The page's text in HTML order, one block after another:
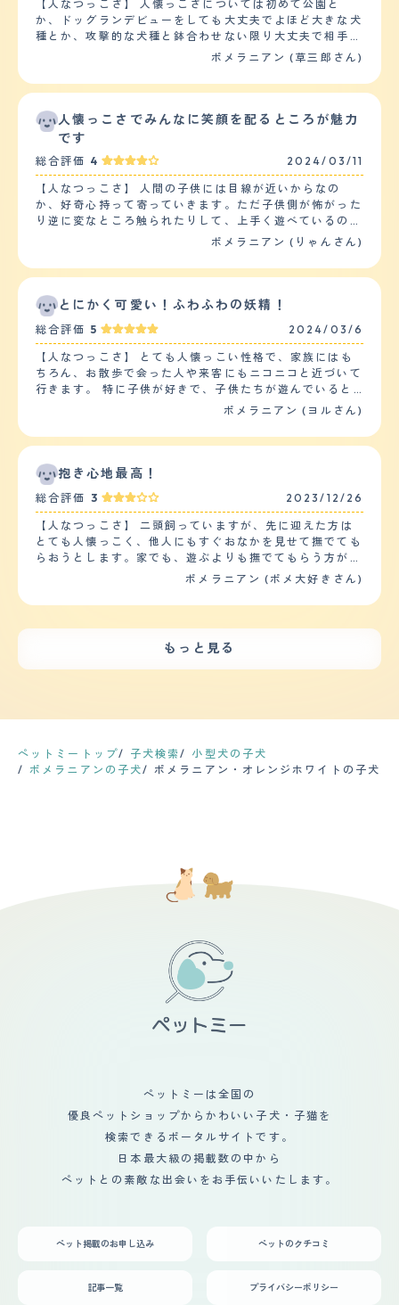
【人なつっこさ】 人懐っこさについては初めて公園と
か、ドッグランデビューをしても大丈夫でよほど大きな犬
種とか、攻撃的な犬種と鉢合わせない限り大丈夫で相手の
ペットを傷つけるような行動をとることはないです。ほか
のペットとの相性ですが、アメリカンショートヘアの猫ち
ゃんとの相性も申し分なく、仲良くやっており、相手にか
ペットが嫌がっている様子などの理解が少し低いので相手
側のペットから攻撃を受けることもあります。 【落ち着
き】 落ち着きについては若干落ち着きが乏しく、室内で
飼育するに際してしつけを厳しくしないといけないです。
なんというか、活動的でほかの子たちと遊びたいという気
持ちが強いんですけど、ほかの子は疲れているのか遊びた
くないという感じで活動的で、えさを食べ終わるのも早い
ように見えました。 【しつけやすさ】 しつけについては
しつけやすく、賢いように思えます。何をすると飼い主が
けないことについては学習できます。散歩については一日
当たり２回ほど散歩させないと太りやすいので注意です。
【お手入れ】 毛の長さは長く、質感についてはふわふわ
の質感ですが、これはお手入れした場合です。お手入れを
しないと多分ごわごわの毛並みになるのではないかと。シ
ャンプーの頻度は２日に一回でカットの頻度は２か月に一
回で特にこだわりがあるかッとはないです。ワンちゃんが
歩きやすい、前が見えやすいという点のみ重視したカット
をしています。健康問題の悩みですが、以前は皮膚病に悩
んでいましたが改善し、原因はシャンプーが原因で皮膚に
炎症が見えました。 【鳴き声】 泣き声については、無駄
せん。ものすごく機嫌が悪いときとか、ほかのこと喧嘩し
たときにまれに吠える程度で、まれに喧嘩したときにほえ
た場合、ほかの子がめったに吠えないから恐怖みたいなも
のを感じて逃げたりするのでうちの子の場合、鳴き声を上
げることはまれで、鳴き声についてもうなるような声で
す。 【総評】 ポメラニアンの好きなところは、可愛らし
い点と常に一緒にいてくれる点です。私は自宅内でお仕事
をしているため、どうしても一人で仕事をしていると気が
の実家で買われていたポメラニアンが子供を産んだからで
その子供の一匹をもらい受けたからです。迎え入れ時の不
ポメラニアン (草三郎さん)
人懐っこさでみんなに笑顔を配るところが魅力
です
総合評価 4 2024/03/11
【人なつっこさ】 人間の子供には目線が近いからなの
か、好奇心持って寄っていきます。ただ子供側が怖がった
り逆に変なところ触られたりして、上手く遊べているのか
な？とは思ったりします。大人に対してもおやつ等があれ
ば寄っていくので、人懐っこい方だと思いました。犬には
あまり慣れていないのか追いかけられることの方が多く、
えたりもあまりしないですが、相手が吠えると負けじと吠
え返します。 【落ち着き】 落ち着きはあまりない方だと
思います。特におやつに目がくらみやすいのでおやつを見
せると暴れます。外の大きい音(クラクションや家のピン
ポンなど)にも吠えたりするので、環境慣れしてないのか
正確なのか分からないです。 【しつけやすさ】 初めての
ペットなので平均が分からないですが、トイレは2週間ほ
どですぐ出来るようになりましたので、しつけがしにくい
や待てができないです。待ては覚えさせたいと思います。
運動量は朝と夕方の散歩2回で15分くらいで済ませる時も
あれば、30分くらいする時もあります。30分する時は途
中抱っこしたりして負担かけすぎないようにしています。
家の中では基本離しているので、自由に動き回っていま
す。 【お手入れ】 毛は長いので手入れが大変です。ふわ
ふわなので毛が舞っています。 シャンプーは汚れなけれ
ば2週に1回くらい、ブラッシングはほぼ毎日しています。
ちょうど換毛期だったのでふわふわ毛になり変わりました
た。 トリミングサロンには1ヶ月に1回行っており、丸く
種類なので可愛いです。 健康問題は今は特にありません
が、床のフローリングが滑って危ないのでフロアマットを
す。 【鳴き声】 鳴き声は大きくないですが、甲高いので
ありますので、吹き抜けがあるお家などは家中に響くと思
います。外にいても窓際で吠えていたら外に少し聞こえて
ったのが第一印象です。ペットを飼うのが初めてなので、
適正な環境になっているか心配でした。我が家は子供がい
た。しかしペットを迎える事で新しい家族の形が出来るの
ではと思い、乗り気でない主人を説得しました。今では主
人との会話も増え一緒に散歩したり新しい家族の形に満足
ポメラニアン (りゃんさん)
とにかく可愛い！ふわふわの妖精！
総合評価 5 2024/03/6
【人なつっこさ】 とても人懐っこい性格で、家族にはも
ちろん、お散歩で会った人や来客にもニコニコと近づいて
行きます。 特に子供が好きで、子供たちが遊んでいると
積極的に近づいたり、ベビーカーの中を気にしている様子
れて帰ってきたその日から元気でした。まるで長い間連れ
弱いので人間には懐きますが、他の犬には警戒心が強いよ
うで、怖がったり吠えたりたまにしています。 【落ち着
き】 あまり落ち着きはないと思います。しかし、身体が
小さいので落ち着きがなくてもあまり邪魔には感じませ
ん。 人懐っこい性格なので、とにかく家族から1秒も離れ
たくないようです。そばに家族がいれば大人しく寝ていま
すが、家族がトイレなどで少しでも離れるとソワソワとし
だして落ち着きがなくなります。 動物病院などに預けな
【しつけやすさ】 大型犬などに比べればあまり優秀だと
は思いませんが、しつけはしやすいと思います。 性格も
まうと後で手入れが大変です。草などがくっつくと毛に絡
まってなかなか取れずに苦労します。 カットやトリミン
が遠くに行ってしまった時、嫌な時、怖い時などはキャン
キャンと吠えています。 一般的な犬の鳴き声なので、あ
まり気にする必要はないです。 【総評】 好きなところは
るので可愛くて仕方ありません！ 出会いはペットショッ
プでした。初めて会った時からニコニコとしていて、抱っ
こしてみたら頭の上までよじ登ってきました。 もともと
大型犬を含む3匹を飼育していたので、特に迎え入れる際
の不安もありませんでしたし、生活に変化もありませんで
ポメラニアン (ヨルさん)
抱き心地最高！
総合評価 3 2023/12/26
【人なつっこさ】 二頭飼っていますが、先に迎えた方は
とても人懐っこく、他人にもすぐおなかを見せて撫でても
らおうとします。家でも、遊ぶよりも撫でてもらう方が好
きなようで、よくおなかを見せてアピールしてきます。
もう一頭も人懐っこく、すぐ寄ってきます。先住犬にも構
ってほしそうにしています（先住犬はあまり構いたくない
ち着きはあまりなかったです。4歳になる先住犬は家では
すぐ興奮してしまうので、落ち着く練習をしています。
アンはとにかくよく吠えるので、しつけはかなり必要で
す。今もしつけ教室に通っています。 散歩は朝晩15分ず
す。 先住犬はストラバイト結晶ができやすいようで、専
用のフードを食べています。後輩犬も尿量が多く、結晶は
います。特にインターホンなどによる無駄吠えは、インタ
ーホン越しに外の方と会話できないくらい吠えるので、困
っています（トレーニング中です）。うちの愛犬は声が低
子犬時代も成犬になっても、もこもこで可愛いです。しつ
れもまた可愛いです。後輩犬はタヌキ顔なので、それぞれ
の可愛さを楽しんでいます。 初めての多頭飼育だったの
で、不安はとてもありました。先住犬の負担にならない
か、仲良くやっていけるのか、できれば一緒に遊んでほし
い、と色々考えましたが、 後輩犬（当時6か月）の可愛さ
に一目惚れしてしまい、その日のうちに契約してしまいま
した。先住犬ともすこしずつ一緒の時間を増やしていたの
て散歩に行ったりお出かけしたり、色々と楽しんでいま
ポメラニアン (ポメ大好きさん)
もっと見る
ペットミートップ 子犬検索
小型犬の子犬
ポメラニアンの子犬
ポメラニアン・オレンジホワイトの子犬
ペットミーは全国の
優良ペットショップからかわいい子犬・子猫を
検索できるポータルサイトです。
日本最大級の掲載数の中から
ペットとの素敵な出会いをお手伝いいたします。
ペット掲載のお申し込み ペットのクチコミ
記事一覧 プライバシーポリシー